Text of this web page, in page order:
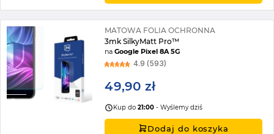
MATOWA FOLIA OCHRONNA
3mk SilkyMatt Pro™
naGoogle Pixel 8A 5G
4.9 (593)
49,90 zł
Kup do21:00 - Wyślemy dziś
Dodaj do koszyka